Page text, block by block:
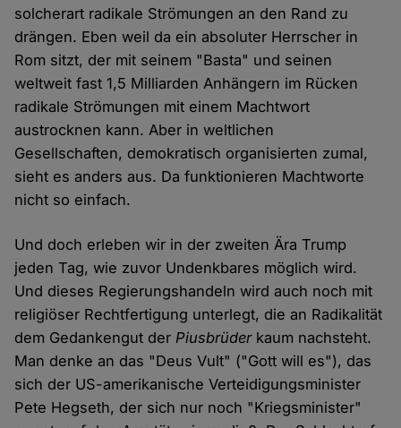
solcherart radikale Strömungen an den Rand zu
drängen. Eben weil da ein absoluter Herrscher in
Rom sitzt, der mit seinem "Basta" und seinen
weltweit fast 1,5 Milliarden Anhängern im Rücken
radikale Strömungen mit einem Machtwort
austrocknen kann. Aber in weltlichen
Gesellschaften, demokratisch organisierten zumal,
sieht es anders aus. Da funktionieren Machtworte
nicht so einfach.
Und doch erleben wir in der zweiten Ära Trump
jeden Tag, wie zuvor Undenkbares möglich wird.
Und dieses Regierungshandeln wird auch noch mit
religiöser Rechtfertigung unterlegt, die an Radikalität
dem Gedankengut der Piusbrüderkaum nachsteht.
Man denke an das "Deus Vult" ("Gott will es"), das
sich der US-amerikanische Verteidigungsminister
Pete Hegseth, der sich nur noch "Kriegsminister"